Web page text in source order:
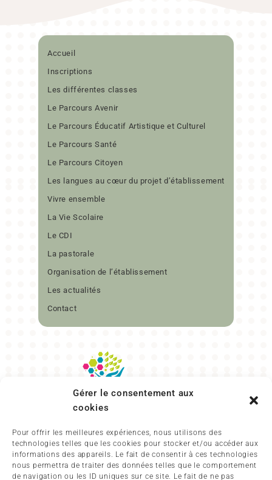
Gérer le consentement aux
cookies
Pour offrir les meilleures expériences, nous utilisons des
technologies telles que les cookies pour stocker et/ou accéder aux
informations des appareils. Le fait de consentir à ces technologies
nous permettra de traiter des données telles que le comportement
de navigation ou les ID uniques sur ce site. Le fait de ne pas
Accueil
Inscriptions
Les différentes classes
Le Parcours Avenir
Le Parcours Éducatif Artistique et Culturel
Le Parcours Santé
Le Parcours Citoyen
Les langues au cœur du projet d’établissement
Vivre ensemble
La Vie Scolaire
Le CDI
La pastorale
Organisation de l’établissement
Les actualités
Contact
17 RUE DANTON
02 98 28 14 75
Contactez-nous